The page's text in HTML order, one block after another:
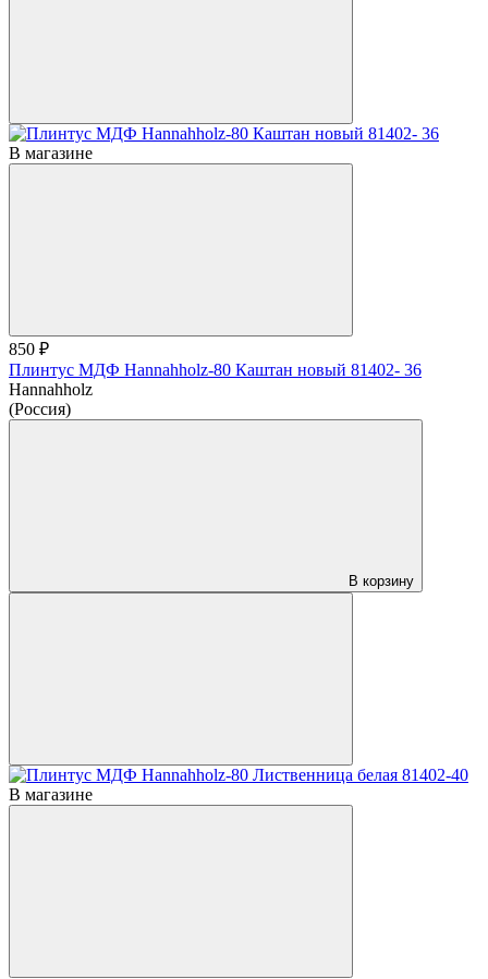
В магазине
850 ₽
Плинтус МДФ Hannahholz-80 Каштан новый 81402- 36
Hannahholz
(Россия)
В корзину
В магазине